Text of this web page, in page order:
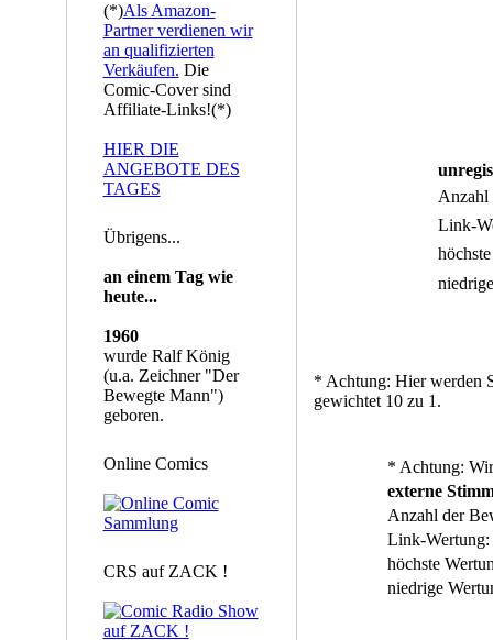
(*)Als Amazon-
Partner verdienen wir
an qualifizierten
Verkäufen. Die
Comic-Cover sind
Affiliate-Links!(*)
HIER DIE
ANGEBOTE DES
TAGES
Übrigens...
an einem Tag wie
heute...
1960
wurde Ralf König
(u.a. Zeichner "Der
Bewegte Mann")
geboren.
Online Comics
CRS auf ZACK !
Anzahl
Link-
* Achtung: Hier werden
gewichtet 10 zu 1.
* Achtung:
externe
Anzahl der
Link-Wertung:
höchste
niedrige